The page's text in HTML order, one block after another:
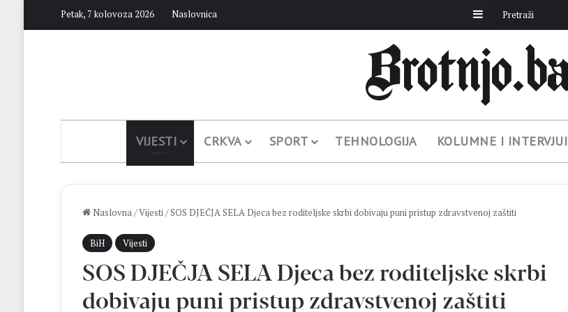
Petak, 7 kolovoza 2026 Naslovnica Sidebar
VIJESTI CRKVA SPORT TEHNOLOGIJA KOLUMNE I INTERVJUI
Naslovna/Vijesti/SOS DJEČJA SELA Djeca bez roditeljske skrbi dobivaju puni pristup zdravstvenoj zaštiti
BiH Vijesti
SOS DJEČJA SELA Djeca bez roditeljske skrbi
dobivaju puni pristup zdravstvenoj zaštiti